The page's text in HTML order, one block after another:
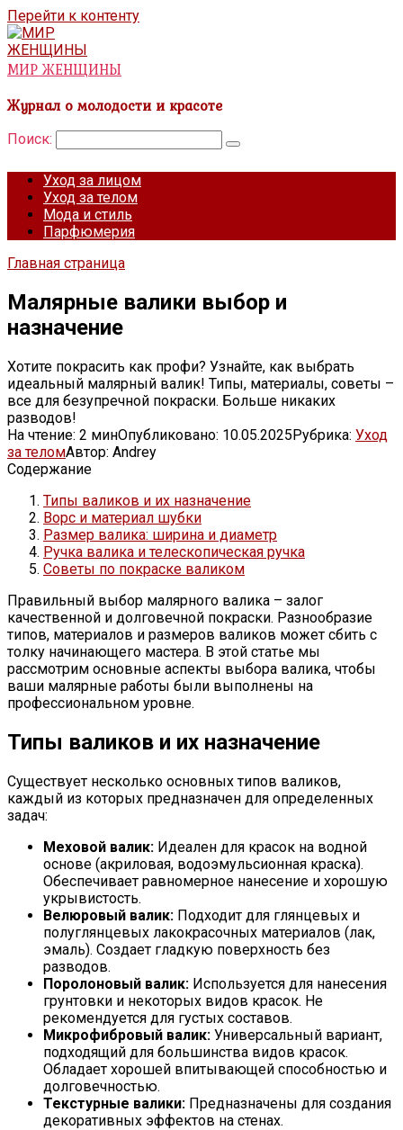
Перейти к контенту
МИР ЖЕНЩИНЫ
Журнал о молодости и красоте
Поиск:
Уход за лицом
Уход за телом
Мода и стиль
Парфюмерия
Главная страница
Малярные валики выбор и
назначение
Хотите покрасить как профи? Узнайте, как выбрать
идеальный малярный валик! Типы, материалы, советы –
все для безупречной покраски. Больше никаких
разводов!
На чтение: 2 минОпубликовано: 10.05.2025Рубрика: Уход
за теломАвтор: Andrey
Содержание
Типы валиков и их назначение
Ворс и материал шубки
Размер валика: ширина и диаметр
Ручка валика и телескопическая ручка
Советы по покраске валиком
Правильный выбор малярного валика – залог
качественной и долговечной покраски. Разнообразие
типов, материалов и размеров валиков может сбить с
толку начинающего мастера. В этой статье мы
рассмотрим основные аспекты выбора валика, чтобы
ваши малярные работы были выполнены на
профессиональном уровне.
Типы валиков и их назначение
Существует несколько основных типов валиков,
каждый из которых предназначен для определенных
задач:
Меховой валик: Идеален для красок на водной
основе (акриловая, водоэмульсионная краска).
Обеспечивает равномерное нанесение и хорошую
укрывистость.
Велюровый валик: Подходит для глянцевых и
полуглянцевых лакокрасочных материалов (лак,
эмаль). Создает гладкую поверхность без
разводов.
Поролоновый валик: Используется для нанесения
грунтовки и некоторых видов красок. Не
рекомендуется для густых составов.
Микрофибровый валик: Универсальный вариант,
подходящий для большинства видов красок.
Обладает хорошей впитывающей способностью и
долговечностью.
Текстурные валики: Предназначены для создания
декоративных эффектов на стенах.